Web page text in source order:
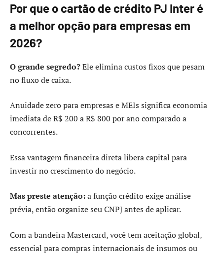
Por que o cartão de crédito PJ Inter é
a melhor opção para empresas em
2026?
O grande segredo?Ele elimina custos fixos que pesam
no fluxo de caixa.
Anuidade zero para empresas e MEIs significa economia
imediata de R$ 200 a R$ 800 por ano comparado a
concorrentes.
Essa vantagem financeira direta libera capital para
investir no crescimento do negócio.
Mas preste atenção:a função crédito exige análise
prévia, então organize seu CNPJ antes de aplicar.
Com a bandeira Mastercard, você tem aceitação global,
essencial para compras internacionais de insumos ou